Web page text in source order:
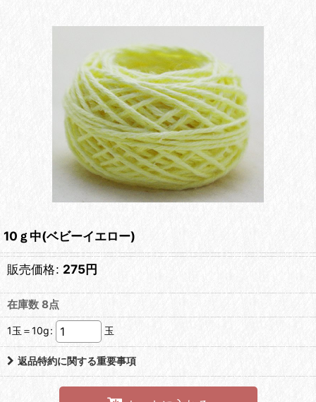
10ｇ中(ベビーイエロー)
販売価格: 275円
在庫数 8点
1玉＝10g: 玉
返品特約に関する重要事項